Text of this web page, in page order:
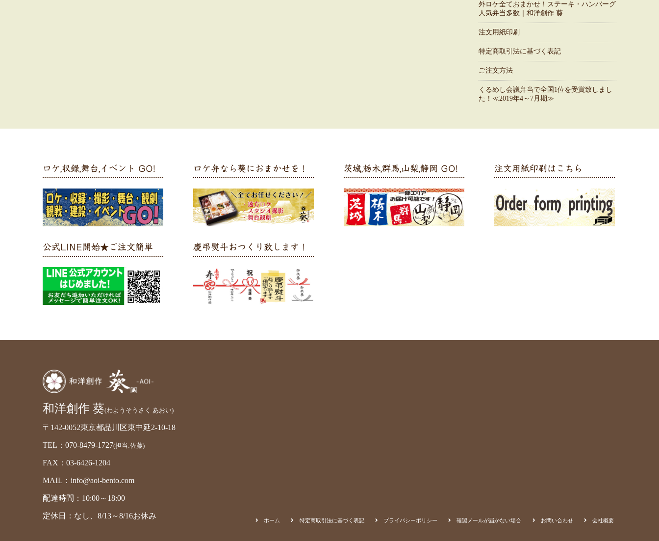
外ロケ全ておまかせ！ステーキ・ハンバーグ
人気弁当多数｜和洋創作 葵
注文用紙印刷
特定商取引法に基づく表記
ご注文方法
くるめし会議弁当で全国1位を受賞致しまし
た！≪2019年4～7月期≫
ロケ,収録,舞台,イベント GO! ロケ弁なら葵におまかせを！ 茨城,栃木,群馬,山梨,静岡 GO! 注文用紙印刷はこちら
公式LINE開始★ご注文簡単 慶弔熨斗おつくり致します！
和洋創作 葵(わようそうさく あおい)
〒142-0052東京都品川区東中延2-10-18
TEL：070-8479-1727(担当:佐藤)
FAX：03-6426-1204
MAIL：info@aoi-bento.com
配達時間：10:00～18:00
定休日：なし、8/13～8/16お休み
ホーム 特定商取引法に基づく表記 プライバシーポリシー 確認メールが届かない場合 お問い合わせ 会社概要